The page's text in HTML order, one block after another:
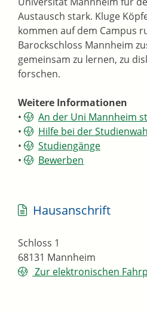
Austausch stark. Kluge
kommen auf dem Campus
Barockschloss Mannheim
gemeinsam zu lernen, zu
forschen.
Weitere Informationen
•
An der Uni Mannheim
•
Hilfe bei der
•
Studiengänge
•
Bewerben
Hausanschrift
Schloss 1
68131 Mannheim
Zur elektronischen